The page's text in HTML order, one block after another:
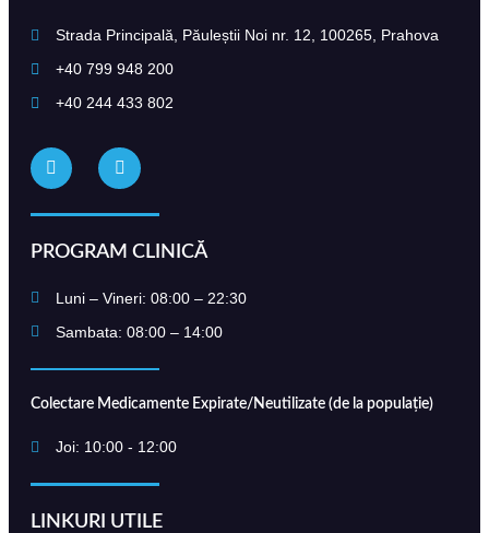
Strada Principală, Păuleștii Noi nr. 12, 100265, Prahova
+40 799 948 200
+40 244 433 802
PROGRAM CLINICĂ
Luni – Vineri: 08:00 – 22:30
Sambata: 08:00 – 14:00
Colectare Medicamente Expirate/Neutilizate (de la populație)
Joi: 10:00 - 12:00
LINKURI UTILE